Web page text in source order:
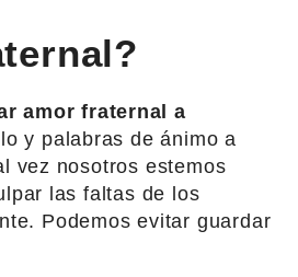
amor fraternal a
y palabras de ánimo a
vez nosotros estemos
las faltas de los
Podemos evitar guardar